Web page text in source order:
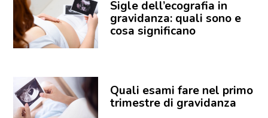
Sigle dell’ecografia in
gravidanza: quali sono e
cosa significano
Quali esami fare nel primo
trimestre di gravidanza